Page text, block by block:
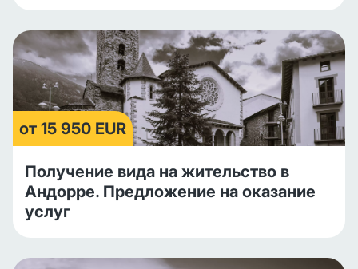
от 15 950 EUR
Получение вида на жительство в
Андорре. Предложение на оказание
услуг